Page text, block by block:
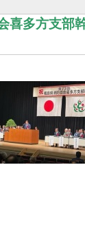
喜多方支部